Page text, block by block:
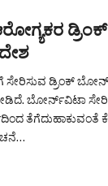
ಡ್ರಿಂಕ್
ಡ್ರಿಂಕ್​
ಬೋರ್ನ್‌ವಿಟಾ
ತೆಗೆದುಹಾಕುವಂತೆ